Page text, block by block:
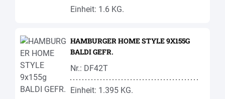
Einheit: 1.6 KG.
HAMBURGER HOME STYLE 9X155G
BALDI GEFR.
Nr.: DF42T
Einheit: 1.395 KG.